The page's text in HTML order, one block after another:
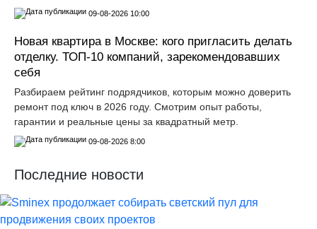
09-08-2026 10:00
Новая квартира в Москве: кого пригласить делать
отделку. ТОП-10 компаний, зарекомендовавших
себя
Разбираем рейтинг подрядчиков, которым можно доверить
ремонт под ключ в 2026 году. Смотрим опыт работы,
гарантии и реальные цены за квадратный метр.
09-08-2026 8:00
Последние новости